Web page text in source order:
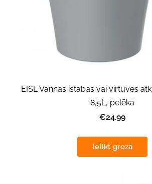
EISL Vannas istabas vai virtuves
8,5L, pelēka
€24.99
Ielikt grozā